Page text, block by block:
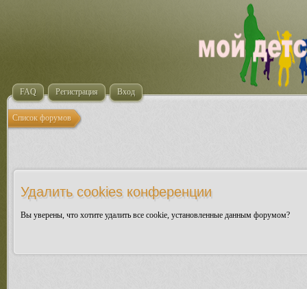
FAQ Регистрация Вход
Список форумов
Удалить cookies конференции
Вы уверены, что хотите удалить все cookie, установленные данным форумом?